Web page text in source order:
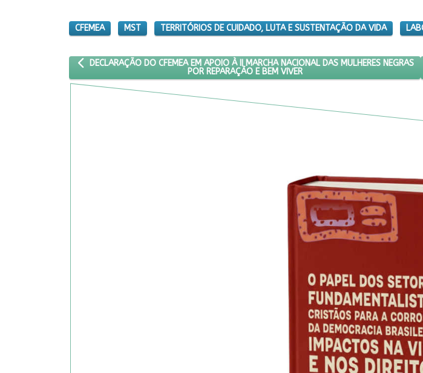
CFEMEA MST TERRITÓRIOS DE CUIDADO, LUTA E SUSTENTAÇÃO DA VIDA
ARTIGO ANTERIOR: DECLARAÇÃO DO CFEMEA EM APOIO À II MARCHA NACIONAL DAS
DECLARAÇÃO DO CFEMEA EM APOIO À II MARCHA NACIONAL DAS MULHERES NEGRAS
POR REPARAÇÃO E BEM VIVER